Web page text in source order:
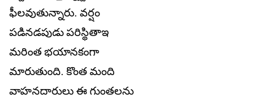
ఫీలవుతున్నారు. వ‌ర్షం
ప‌డిన‌డ‌పుడు ప‌రిస్థితాఇ
మ‌రింత భ‌యాన‌కంగా
మారుతుంది. కొంత మంది
వాహ‌న‌దారులు ఈ గుంత‌ల‌ను